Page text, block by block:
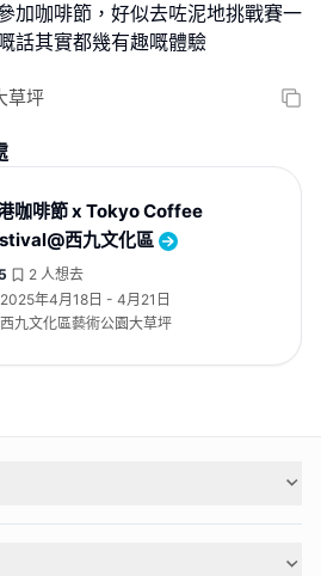
加咖啡節，好似去咗泥地挑戰賽一
草坪
咖啡節 x Tokyo Coffee
西九文化區
5 2 人想去
2025年4月18日 - 4月21日
西九文化區藝術公園大草坪